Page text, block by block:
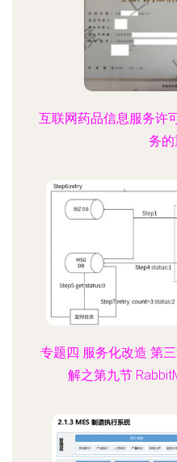
互联网药品信息服务许
务
专题四 服务化改造 第
解之第九节